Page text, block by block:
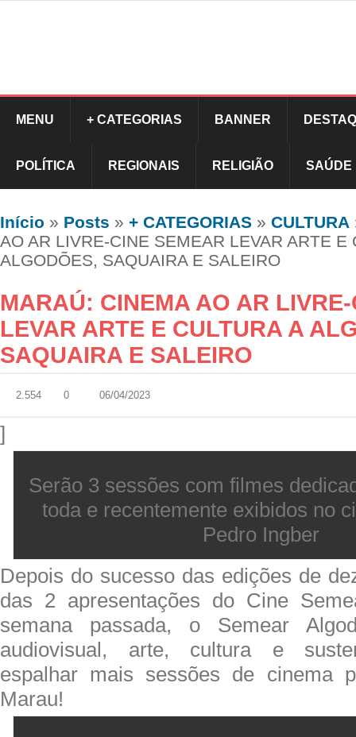
MENU + CATEGORIAS BANNER
POLÍTICA REGIONAIS RELIGIÃO SAÚDE
Início » Posts » + CATEGORIAS » CULTURA
AO AR LIVRE-CINE SEMEAR LEVAR ARTE E
ALGODÕES, SAQUAIRA E SALEIRO
MARAÚ: CINEMA AO AR
LEVAR ARTE E CULTURA A
SAQUAIRA E SALEIRO
2.554 0 06/04/2023
]
Serão 3 sessões com filmes
toda e recentemente exibidos no
Pedro Ingber
Depois do sucesso das edições de
das 2 apresentações do Cine
semana passada, o Semear
audiovisual, arte, cultura e
espalhar mais sessões de cinema
Marau!